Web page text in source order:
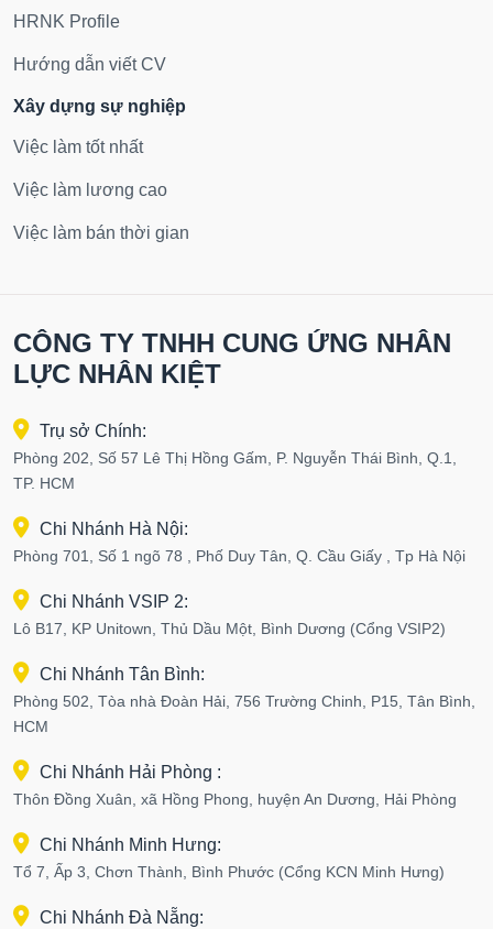
HRNK Profile
Hướng dẫn viết CV
Xây dựng sự nghiệp
Việc làm tốt nhất
Việc làm lương cao
Việc làm bán thời gian
CÔNG TY TNHH CUNG ỨNG NHÂN
LỰC NHÂN KIỆT
Trụ sở Chính:
Phòng 202, Số 57 Lê Thị Hồng Gấm, P. Nguyễn Thái Bình, Q.1,
TP. HCM
Chi Nhánh Hà Nội:
Phòng 701, Số 1 ngõ 78 , Phố Duy Tân, Q. Cầu Giấy , Tp Hà Nội
Chi Nhánh VSIP 2:
Lô B17, KP Unitown, Thủ Dầu Một, Bình Dương (Cổng VSIP2)
Chi Nhánh Tân Bình:
Phòng 502, Tòa nhà Đoàn Hải, 756 Trường Chinh, P15, Tân Bình,
HCM
Chi Nhánh Hải Phòng :
Thôn Đồng Xuân, xã Hồng Phong, huyện An Dương, Hải Phòng
Chi Nhánh Minh Hưng:
Tổ 7, Ấp 3, Chơn Thành, Bình Phước (Cổng KCN Minh Hưng)
Chi Nhánh Đà Nẵng: